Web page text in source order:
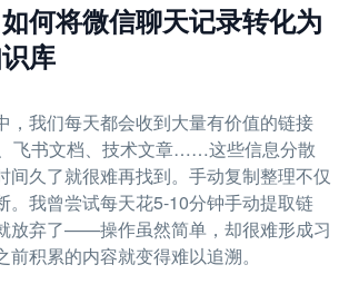
何将微信聊天记录转化为
库
，我们每天都会收到大量有价值的链接
书文档、技术文章……这些信息分散
间久了就很难再找到。手动复制整理不仅
。我曾尝试每天花5-10分钟手动提取链
放弃了——操作虽然简单，却很难形成习
积累的内容就变得难以追溯。